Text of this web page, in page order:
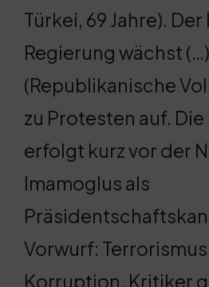
Türkei, 69 Jahre).
Regierung wächst
(Republikanische
zu Protesten auf.
erfolgt kurz vor der
Imamoglus als
Vorwurf:
Korruption. Kritiker